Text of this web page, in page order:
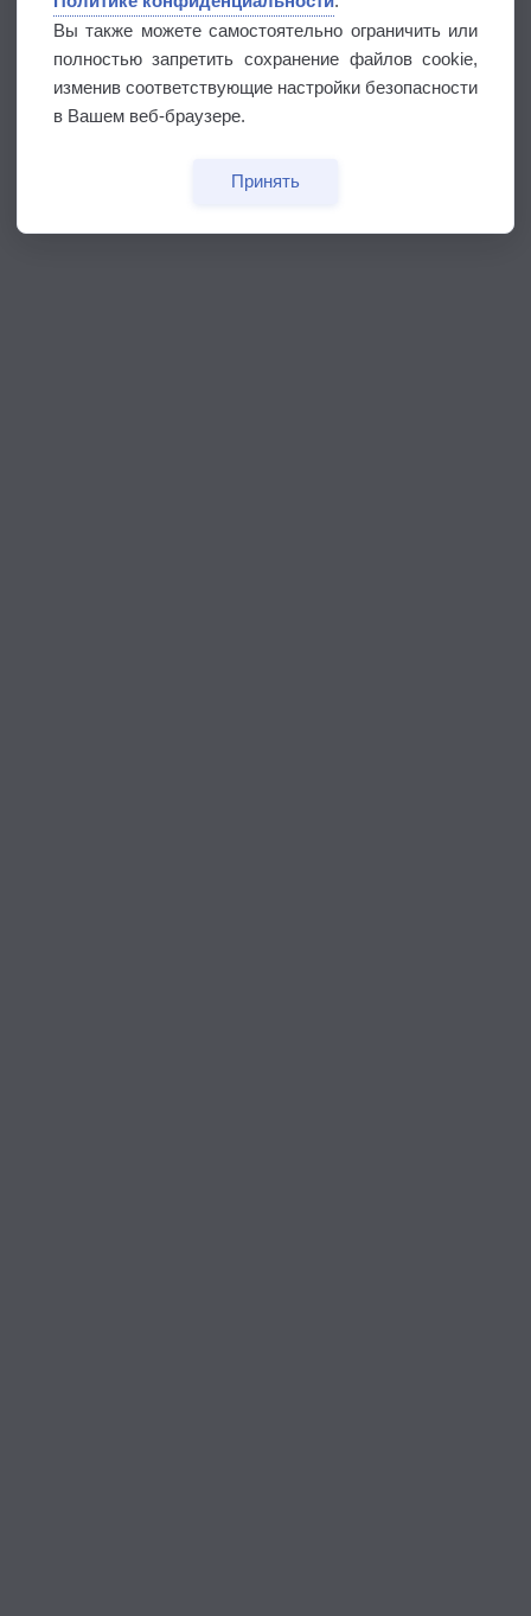
Вы также можете самостоятельно ограничить или
полностью запретить сохранение файлов cookie,
изменив соответствующие настройки безопасности
в Вашем веб-браузере.
Принять